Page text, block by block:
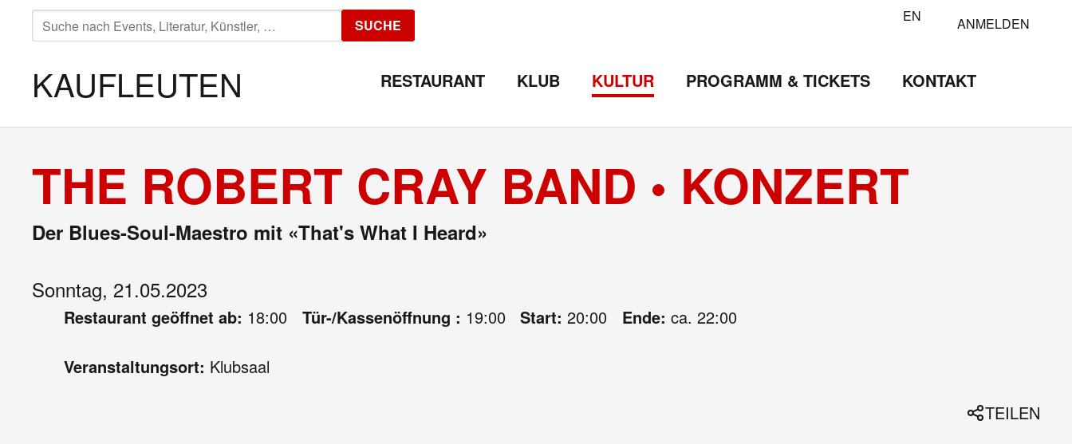
SUCHE
NACH:
SUCHE EN ANMELDEN
KAUFLEUTEN RESTAURANT KLUB KULTUR PROGRAMM & TICKETS KONTAKT
THE ROBERT CRAY BAND • KONZERT
Der Blues-Soul-Maestro mit «That's What I Heard»
Sonntag, 21.05.2023
Restaurant geöffnet ab: 18:00 Tür-/Kassenöffnung : 19:00 Start: 20:00 Ende: ca. 22:00
Veranstaltungsort: Klubsaal
TEILEN